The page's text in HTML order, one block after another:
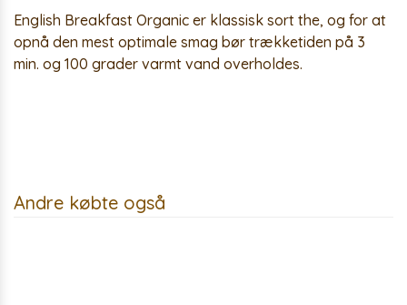
English Breakfast Organic er klassisk sort the, og for at
opnå den mest optimale smag bør trækketiden på 3
min. og 100 grader varmt vand overholdes.
Andre købte også